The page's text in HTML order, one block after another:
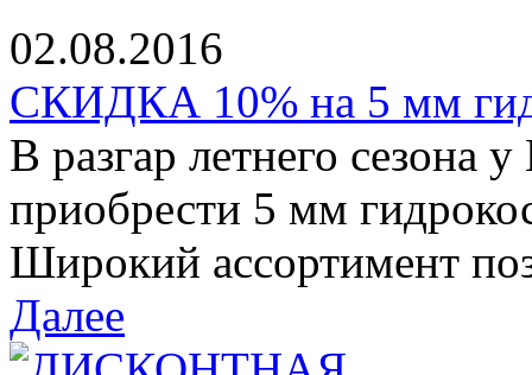
02.08.2016
СКИДКА 10% на 5 мм
В разгар летнего сезона
приобрести 5 мм
Широкий ассортимент
Далее